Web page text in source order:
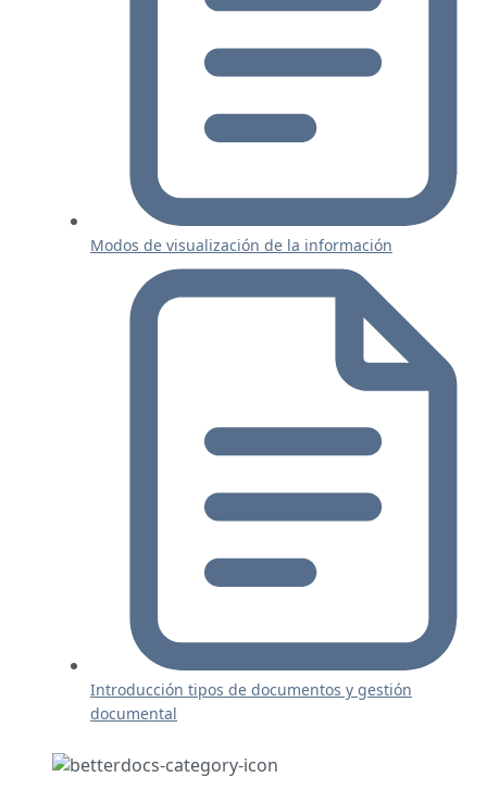
Modos de visualización de la información
Introducción tipos de documentos y gestión
documental